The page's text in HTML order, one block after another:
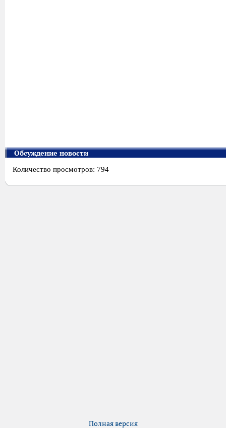
Обсуждение новости
Количество просмотров: 794
Полная версия